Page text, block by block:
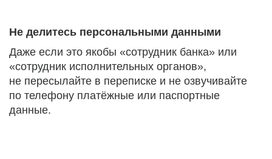
Не делитесь персональными данными
Даже если это якобы «сотрудник банка» или
«сотрудник исполнительных органов»,
не пересылайте в переписке и не озвучивайте
по телефону платёжные или паспортные
данные.